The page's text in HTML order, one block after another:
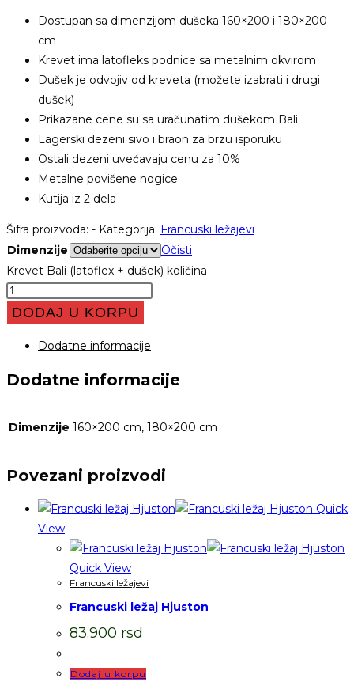
Dostupan sa dimenzijom dušeka 160×200 i 180×200
cm
Krevet ima latofleks podnice sa metalnim okvirom
Dušek je odvojiv od kreveta (možete izabrati i drugi
dušek)
Prikazane cene su sa uračunatim dušekom Bali
Lagerski dezeni sivo i braon za brzu isporuku
Ostali dezeni uvećavaju cenu za 10%
Metalne povišene nogice
Kutija iz 2 dela
Šifra proizvoda: - Kategorija: Francuski ležajevi
Dimenzije
Očisti
Krevet Bali (latoflex + dušek) količina
DODAJ U KORPU
Dodatne informacije
Dodatne informacije
Dimenzije 160×200 cm, 180×200 cm
Povezani proizvodi
Quick
View
Quick View
Francuski ležajevi
Francuski ležaj Hjuston
83.900 rsd
Dodaj u korpu